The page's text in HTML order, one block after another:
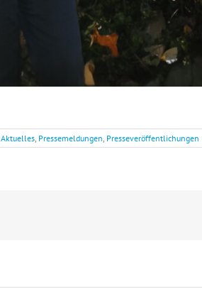
Aktuelles, Pressemeldungen, Presseveröffentlichungen